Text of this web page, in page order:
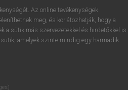
elindításához
regisztrálok ésbelépek.
REGISZTRÁCIÓ
Az online tevékenységek
meg, és korlátozhatják, hogy a
a sütik más szervezetekkel és hirdetőkkel is
amelyek szinte mindig egy harmadik